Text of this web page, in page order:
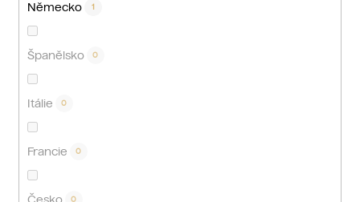
Německo 1
Španělsko 0
Itálie 0
Francie 0
0